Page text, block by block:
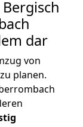
dar
von
planen.